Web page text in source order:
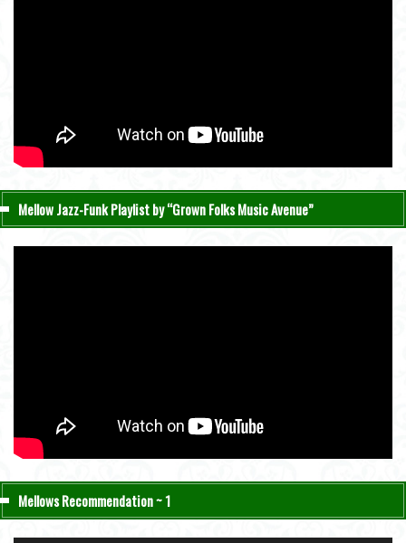
Mellow Jazz-Funk Playlist by “Grown Folks Music Avenue”
Mellows Recommendation ~ 1